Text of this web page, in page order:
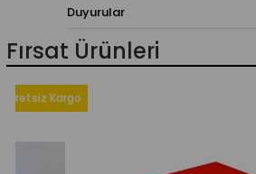
Duyurular
Fırsat Ürünleri
Kargo